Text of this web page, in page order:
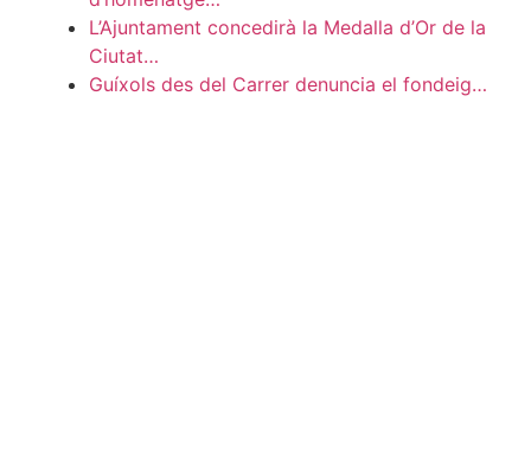
L’Ajuntament concedirà la Medalla d’Or de la
Ciutat…
Guíxols des del Carrer denuncia el fondeig…